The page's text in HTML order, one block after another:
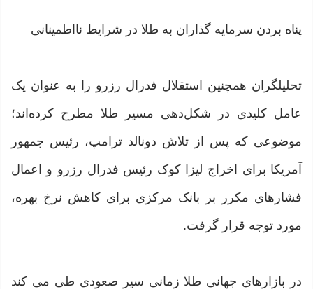
پناه بردن سرمایه گذاران به طلا در شرایط نااطمینانی
تحلیلگران همچنین استقلال فدرال رزرو را به عنوان یک
عامل کلیدی در شکل‌دهی مسیر طلا مطرح کرده‌اند؛
موضوعی که پس از تلاش دونالد ترامپ، رئیس جمهور
آمریکا برای اخراج لیزا کوک رئیس فدرال رزرو و اعمال
فشارهای مکرر بر بانک مرکزی برای کاهش نرخ بهره،
مورد توجه قرار گرفت.
در بازارهای جهانی طلا زمانی سیر صعودی طی می کند